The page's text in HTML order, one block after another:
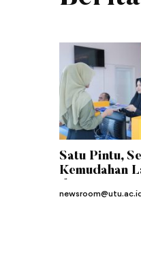
Satu Pintu,
Kemudahan
newsroom@utu.ac.id